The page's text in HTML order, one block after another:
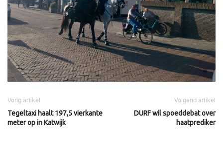
Vorig artikel
Tegeltaxi haalt 197,5 vierkante
meter op in Katwijk
Volgend artikel
DURF wil spoeddebat over
haatprediker